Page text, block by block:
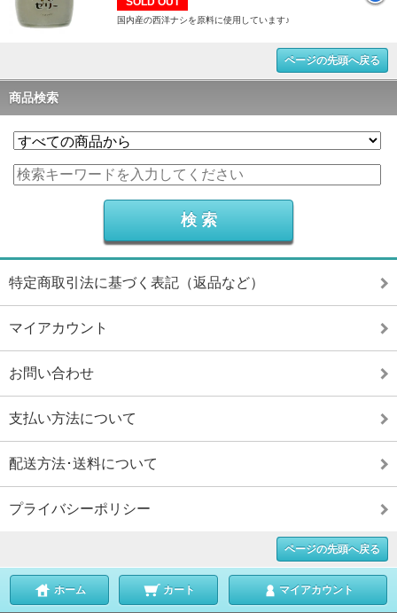
国内産の西洋ナシを原料に使用しています♪
ページの先頭へ戻る
商品検索
特定商取引法に基づく表記（返品など）
マイアカウント
お問い合わせ
支払い方法について
配送方法･送料について
プライバシーポリシー
ページの先頭へ戻る
ホーム カート マイアカウント